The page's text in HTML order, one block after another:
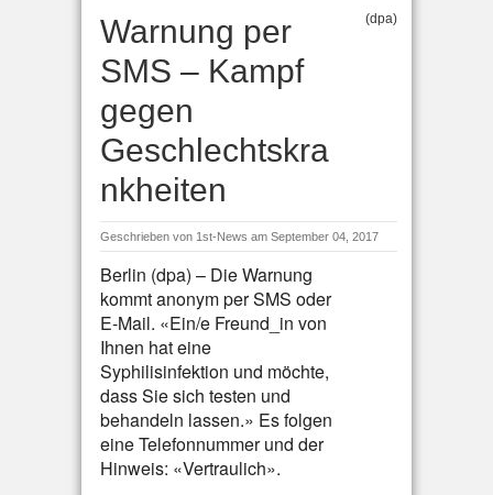
Warnung per
SMS – Kampf
gegen
Geschlechtskra
nkheiten
(dpa)
Geschrieben von 1st-News am September 04, 2017
Berlin (dpa) – Die Warnung
kommt anonym per SMS oder
E-Mail. «Ein/e Freund_in von
Ihnen hat eine
Syphilisinfektion und möchte,
dass Sie sich testen und
behandeln lassen.» Es folgen
eine Telefonnummer und der
Hinweis: «Vertraulich».